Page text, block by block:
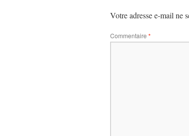
Votre adresse e-mail ne
Commentaire *